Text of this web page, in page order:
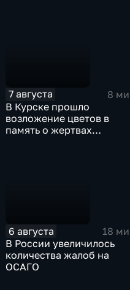
7 августа
8
В Курске прошло
возложение цветов в
память о жертвах
6 августа
18
В России увеличилось
количества жалоб на
ОСАГО